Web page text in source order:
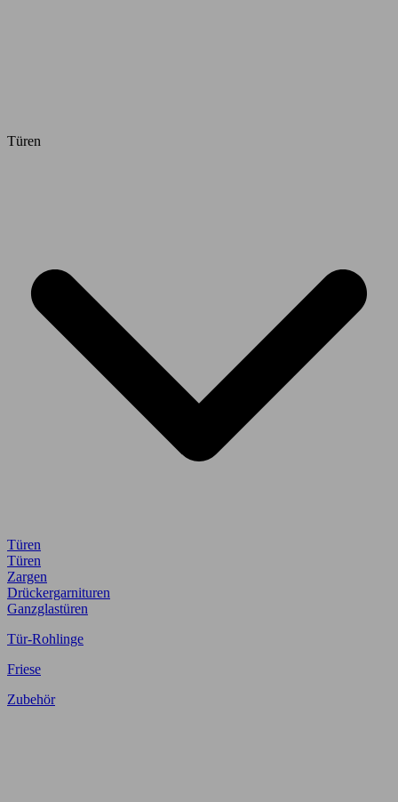
Türen
Türen
Türen
Zargen
Drückergarnituren
Ganzglastüren
Tür-Rohlinge
Friese
Zubehör